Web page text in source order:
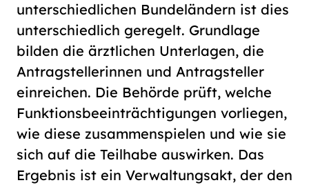
unterschiedlichen Bundeländern ist dies
unterschiedlich geregelt. Grundlage
bilden die ärztlichen Unterlagen, die
Antragstellerinnen und Antragsteller
einreichen. Die Behörde prüft, welche
Funktionsbeeinträchtigungen vorliegen,
wie diese zusammenspielen und wie sie
sich auf die Teilhabe auswirken. Das
Ergebnis ist ein Verwaltungsakt, der den